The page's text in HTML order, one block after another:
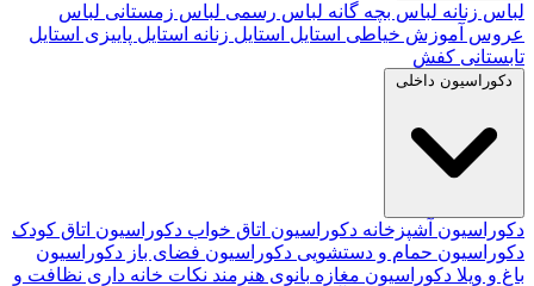
لباس زنانه لباس بچه گانه لباس رسمی لباس زمستانی لباس
عروس آموزش خیاطی استایل استایل زنانه استایل پاییزی استایل
تابستانی کفش
دکوراسیون داخلی
دکوراسیون آشپزخانه دکوراسیون اتاق خواب دکوراسیون اتاق کودک
دکوراسیون حمام و دستشویی دکوراسیون فضای باز دکوراسیون
باغ و ویلا دکوراسیون مغازه بانوی هنرمند نکات خانه داری نظافت و